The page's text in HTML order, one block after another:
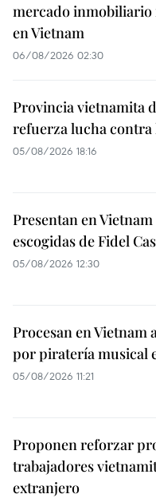
mercado inmobiliario
en Vietnam
06/08/2026 02:30
Provincia vietnamita
refuerza lucha contra
05/08/2026 18:16
Presentan en
escogidas de Fidel
05/08/2026 12:30
Procesan en Vietnam
por piratería musical
05/08/2026 11:21
Proponen reforzar
trabajadores
extranjero